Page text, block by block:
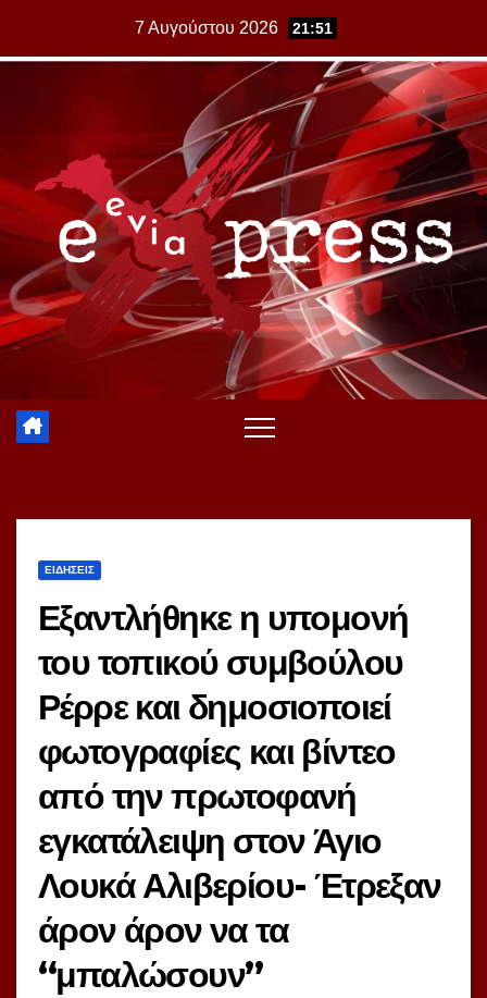
7 Αυγούστου 2026 21:51
ΕΙΔΗΣΕΙΣ
Εξαντλήθηκε η υπομονή
του τοπικού συμβούλου
Ρέρρε και δημοσιοποιεί
φωτογραφίες και βίντεο
από την πρωτοφανή
εγκατάλειψη στον Άγιο
Λουκά Αλιβερίου- Έτρεξαν
άρον άρον να τα
“μπαλώσουν”